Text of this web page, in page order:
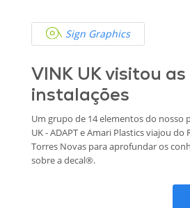
Sign Graphics
VINK UK visitou
instalações
Um grupo de 14 elementos do nosso
UK - ADAPT e Amari Plastics viajou do
Torres Novas para aprofundar os
sobre a decal®.